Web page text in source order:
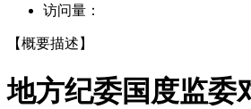
访问量：
【概要描述】
地方纪委国度监委